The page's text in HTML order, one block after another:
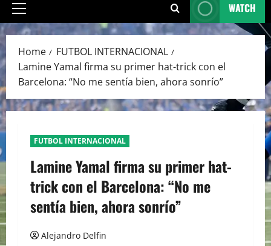
Primary
Menu
WATCH
Home
FUTBOL INTERNACIONAL
Lamine Yamal firma su primer hat-trick con el
Barcelona: “No me sentía bien, ahora sonrío”
FUTBOL INTERNACIONAL
Lamine Yamal firma su primer hat-
trick con el Barcelona: “No me
sentía bien, ahora sonrío”
Alejandro Delfin